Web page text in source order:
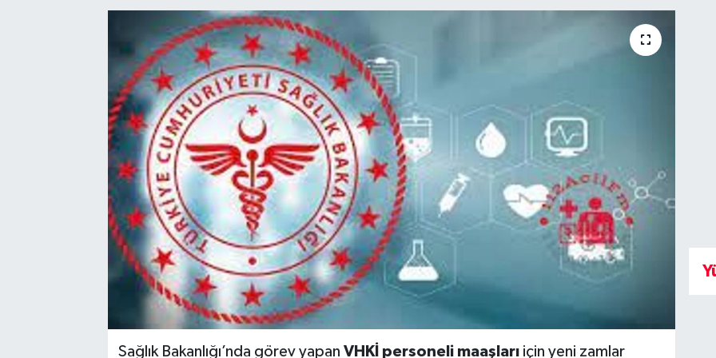
Sağlık Bakanlığı’nda görev yapan VHKİ personeli maaşlarıiçin yeni zamlar